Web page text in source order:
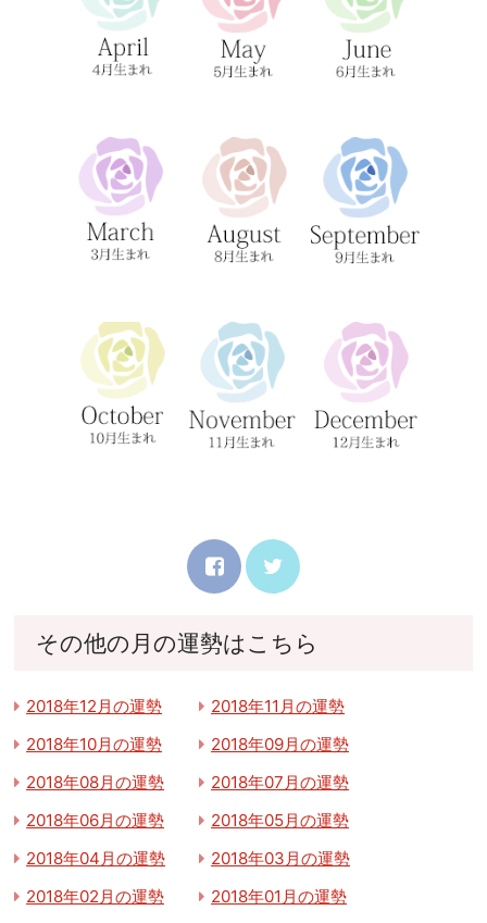
その他の月の運勢はこちら
2018年12月の運勢
2018年11月の運勢
2018年10月の運勢
2018年09月の運勢
2018年08月の運勢
2018年07月の運勢
2018年06月の運勢
2018年05月の運勢
2018年04月の運勢
2018年03月の運勢
2018年02月の運勢
2018年01月の運勢